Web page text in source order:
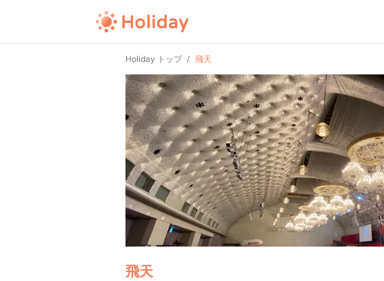
Holiday トップ 飛天
飛天